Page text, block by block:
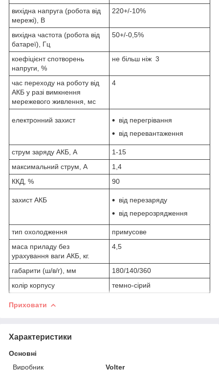
вихідна напруга (робота від
мережі), В
220+/-10%
вихідна частота (робота від
батареї), Гц
50+/-0,5%
коефіцієнт спотворень
напруги, %
не більш ніж 3
час переходу на роботу від
АКБ у разі вимкнення
мережевого живлення, мс
4
електронний захист
від перегрівання
від перевантаження
струм заряду АКБ, А
1-15
максимальний струм, А
1,4
ККД, %
90
захист АКБ
від перезаряду
від перерозрядження
тип охолодження
примусове
маса приладу без
урахування ваги АКБ, кг.
4,5
габарити (ш/в/г), мм
180/140/360
колір корпусу
темно-сірий
Приховати
Характеристики
Основні
Виробник
Volter